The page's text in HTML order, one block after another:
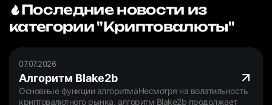
Последние новости из
категории "Криптовалюты"
07.07.2026
Алгоритм Blake2b
Основные функции алгоритмаНесмотря на волатильность
криптовалютного рынка, алгоритм Blake2b продолжает